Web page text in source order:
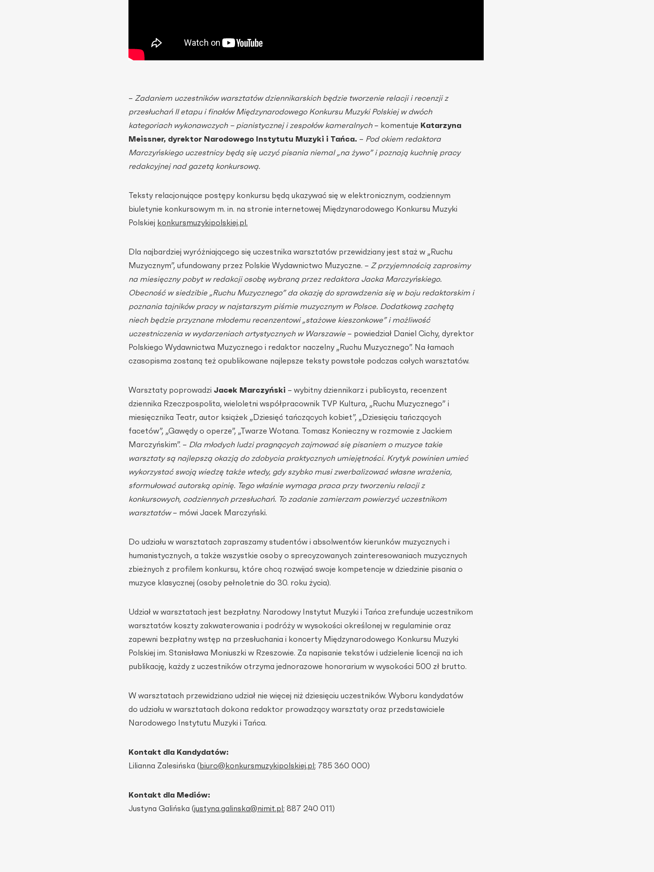
– Zadaniem uczestników warsztatów dziennikarskich będzie tworzenie relacji irecenzji z
przesłuchań II etapu i finałów Międzynarodowego Konkursu Muzyki Polskiej w dwóch
kategoriach wykonawczych – pianistycznej i zespołów kameralnych– komentuje Katarzyna
Meissner, dyrektor Narodowego Instytutu Muzyki i Tańca. – Pod okiem redaktora
Marczyńskiego uczestnicy będą się uczyć pisania niemal „na żywo” i poznają kuchnię pracy
redakcyjnej nad gazetą konkursową.
Teksty relacjonujące postępy konkursu będą ukazywać się w elektronicznym, codziennym
biuletynie konkursowym m. in. na stronie internetowej Międzynarodowego Konkursu Muzyki
Polskiej konkursmuzykipolskiej.pl.
Dla najbardziej wyróżniającego się uczestnika warsztatów przewidziany jest staż w „Ruchu
Muzycznym”, ufundowany przez Polskie Wydawnictwo Muzyczne. – Z przyjemnością zaprosimy
na miesięczny pobyt w redakcji osobę wybraną przez redaktora Jacka Marczyńskiego.
Obecność w siedzibie „Ruchu Muzycznego” da okazję do sprawdzenia się w boju redaktorskim i
poznania tajników pracy w najstarszym piśmie muzycznym w Polsce. Dodatkową zachętą
niech będzie przyznane młodemu recenzentowi „stażowe kieszonkowe” i możliwość
uczestniczenia w wydarzeniach artystycznych w Warszawie – powiedział Daniel Cichy, dyrektor
Polskiego Wydawnictwa Muzycznego i redaktor naczelny „Ruchu Muzycznego”. Na łamach
czasopisma zostaną też opublikowane najlepsze teksty powstałe podczas całych warsztatów.
Warsztaty poprowadzi Jacek Marczyński – wybitny dziennikarz i publicysta, recenzent
dziennika Rzeczpospolita, wieloletni współpracownik TVP Kultura, „Ruchu Muzycznego” i
miesięcznika Teatr, autor książek „Dziesięć tańczących kobiet”, „Dziesięciu tańczących
facetów”, „Gawędy o operze”, „Twarze Wotana. Tomasz Konieczny w rozmowie z Jackiem
Marczyńskim”. – Dla młodych ludzi pragnących zajmować się pisaniem o muzyce takie
warsztaty są najlepszą okazją do zdobycia praktycznych umiejętności. Krytyk powinien umieć
wykorzystać swoją wiedzę także wtedy, gdy szybko musi zwerbalizować własne wrażenia,
sformułować autorską opinię. Tego właśnie wymaga praca przy tworzeniu relacji z
konkursowych, codziennych przesłuchań. To zadanie zamierzam powierzyć uczestnikom
warsztatów– mówi Jacek Marczyński.
Do udziału w warsztatach zapraszamy studentów i absolwentów kierunków muzycznych i
humanistycznych, a także wszystkie osoby o sprecyzowanych zainteresowaniach muzycznych
zbieżnych z profilem konkursu, które chcą rozwijać swoje kompetencje w dziedzinie pisania o
muzyce klasycznej (osoby pełnoletnie do 30. roku życia).
Udział w warsztatach jest bezpłatny. Narodowy Instytut Muzyki i Tańca zrefunduje uczestnikom
warsztatów koszty zakwaterowania i podróży w wysokości określonej w regulaminie oraz
zapewni bezpłatny wstęp na przesłuchania i koncerty Międzynarodowego Konkursu Muzyki
Polskiej im. Stanisława Moniuszki w Rzeszowie. Za napisanie tekstów i udzielenie licencji na ich
publikację, każdy z uczestników otrzyma jednorazowe honorarium w wysokości 500 zł brutto.
W warsztatach przewidziano udział nie więcej niż dziesięciu uczestników. Wyboru kandydatów
do udziału w warsztatach dokona redaktor prowadzący warsztaty oraz przedstawiciele
Narodowego Instytutu Muzyki i Tańca.
Kontakt dla Kandydatów:
Lilianna Zalesińska ( biuro@konkursmuzykipolskiej.pl ; 785 360 000)
Kontakt dla Mediów:
Justyna Galińska (justyna.galinska@nimit.pl ; 887 240 011)